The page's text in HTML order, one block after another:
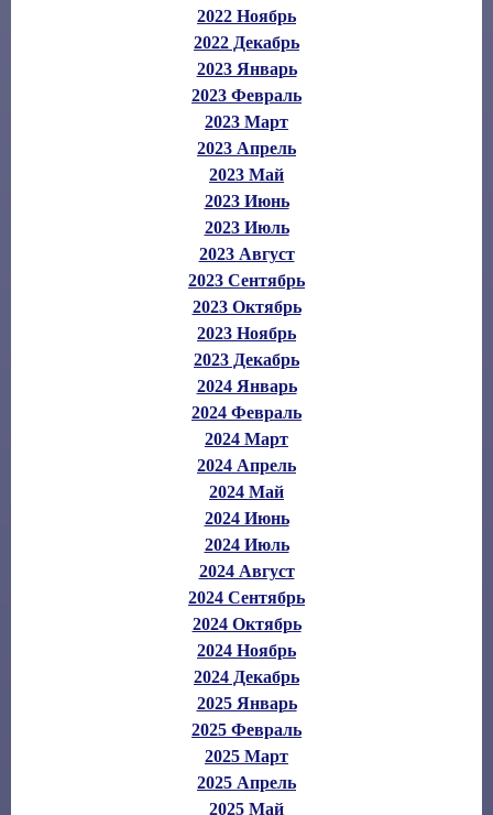
2022 Ноябрь
2022 Декабрь
2023 Январь
2023 Февраль
2023 Март
2023 Апрель
2023 Май
2023 Июнь
2023 Июль
2023 Август
2023 Сентябрь
2023 Октябрь
2023 Ноябрь
2023 Декабрь
2024 Январь
2024 Февраль
2024 Март
2024 Апрель
2024 Май
2024 Июнь
2024 Июль
2024 Август
2024 Сентябрь
2024 Октябрь
2024 Ноябрь
2024 Декабрь
2025 Январь
2025 Февраль
2025 Март
2025 Апрель
2025 Май